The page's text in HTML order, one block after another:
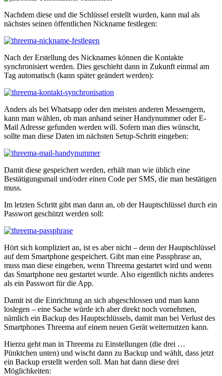
Nachdem diese und die Schlüssel erstellt wurden, kann mal als
nächstes seinen öffentlichen Nickname festlegen:
Nach der Erstellung des Nicknames können die Kontakte
synchronisiert werden. Dies geschieht dann in Zukunft einmal am
Tag automatisch (kann später geändert werden):
Anders als bei Whatsapp oder den meisten anderen Messengern,
kann man wählen, ob man anhand seiner Handynummer oder E-
Mail Adresse gefunden werden will. Sofern man dies wünscht,
sollte man diese Daten im nächsten Setup-Schritt eingeben:
Damit diese gespeichert werden, erhält man wie üblich eine
Bestätigungsmail und/oder einen Code per SMS, die man bestätigen
muss.
Im letzten Schritt gibt man dann an, ob der Hauptschlüssel durch ein
Passwort geschützt werden soll:
Hört sich kompliziert an, ist es aber nicht – denn der Hauptschlüssel
auf dem Smartphone gespeichert. Gibt man eine Passphrase an,
muss man diese eingeben, wenn Threema gestartet wird und wenn
das Smartphone neu gestartet wurde. Also eigentlich nichts anderes
als ein Passwort für die App.
Damit ist die Einrichtung an sich abgeschlossen und man kann
loslegen – eine Sache würde ich aber direkt noch vornehmen,
nämlich ein Backup des Hauptschlüssels, damit man bei Verlust des
Smartphones Threema auf einem neuen Gerät weiternutzen kann.
Hierzu geht man in Threema zu Einstellungen (die drei …
Pünktchen unten) und wischt dann zu Backup und wählt, dass jetzt
ein Backup erstellt werden soll. Man hat dann diese drei
Möglichkeiten: